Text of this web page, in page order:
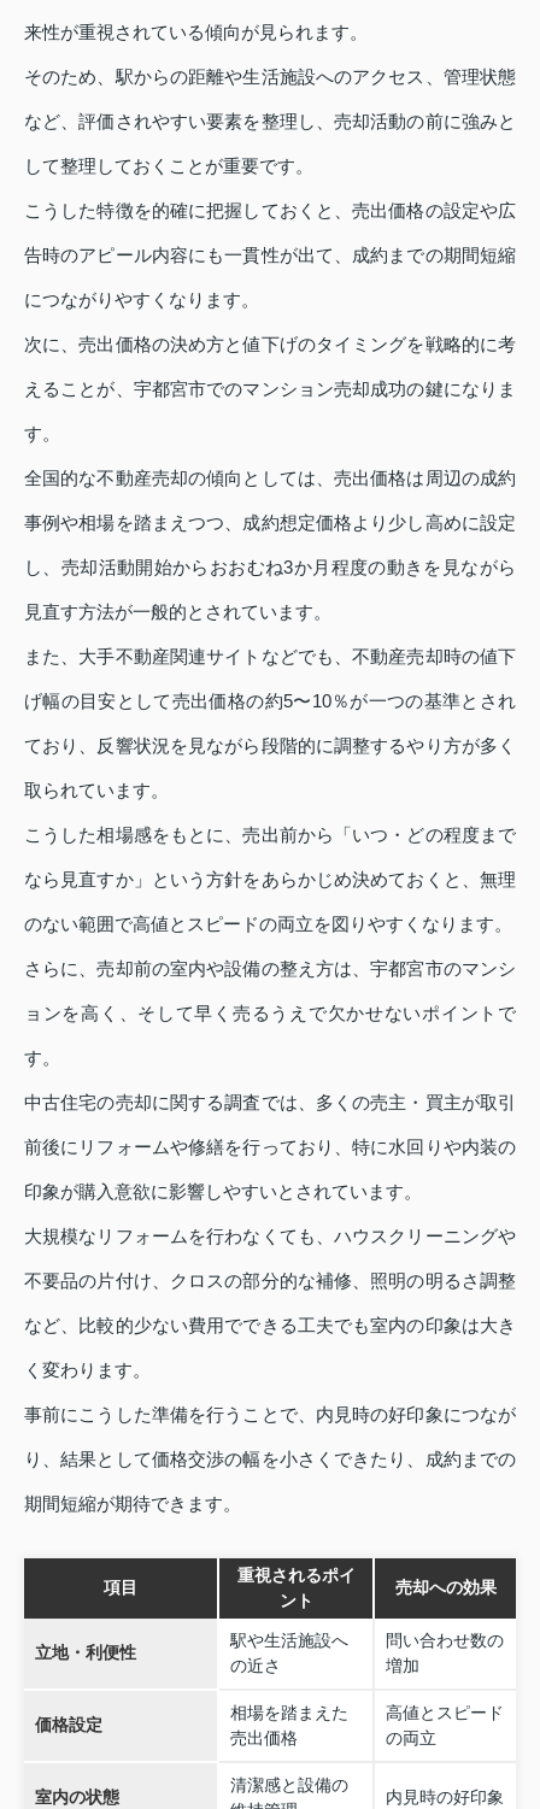
来性が重視されている傾向が見られます。
そのため、駅からの距離や生活施設へのアクセス、管理状態
など、評価されやすい要素を整理し、売却活動の前に強みと
して整理しておくことが重要です。
こうした特徴を的確に把握しておくと、売出価格の設定や広
告時のアピール内容にも一貫性が出て、成約までの期間短縮
につながりやすくなります。
次に、売出価格の決め方と値下げのタイミングを戦略的に考
えることが、宇都宮市でのマンション売却成功の鍵になりま
す。
全国的な不動産売却の傾向としては、売出価格は周辺の成約
事例や相場を踏まえつつ、成約想定価格より少し高めに設定
し、売却活動開始からおおむね3か月程度の動きを見ながら
見直す方法が一般的とされています。
また、大手不動産関連サイトなどでも、不動産売却時の値下
げ幅の目安として売出価格の約5〜10％が一つの基準とされ
ており、反響状況を見ながら段階的に調整するやり方が多く
取られています。
こうした相場感をもとに、売出前から「いつ・どの程度まで
なら見直すか」という方針をあらかじめ決めておくと、無理
のない範囲で高値とスピードの両立を図りやすくなります。
さらに、売却前の室内や設備の整え方は、宇都宮市のマンシ
ョンを高く、そして早く売るうえで欠かせないポイントで
す。
中古住宅の売却に関する調査では、多くの売主・買主が取引
前後にリフォームや修繕を行っており、特に水回りや内装の
印象が購入意欲に影響しやすいとされています。
大規模なリフォームを行わなくても、ハウスクリーニングや
不要品の片付け、クロスの部分的な補修、照明の明るさ調整
など、比較的少ない費用でできる工夫でも室内の印象は大き
く変わります。
事前にこうした準備を行うことで、内見時の好印象につなが
り、結果として価格交渉の幅を小さくできたり、成約までの
期間短縮が期待できます。
項目
重視されるポイ
ント
売却への効果
立地・利便性
駅や生活施設へ
の近さ
問い合わせ数の
増加
価格設定
相場を踏まえた
売出価格
高値とスピード
の両立
室内の状態
清潔感と設備の
内見時の好印象